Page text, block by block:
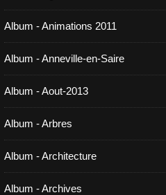
Album - Animations 2011
Album - Anneville-en-Saire
Album - Aout-2013
Album - Arbres
Album - Architecture
Album - Archives